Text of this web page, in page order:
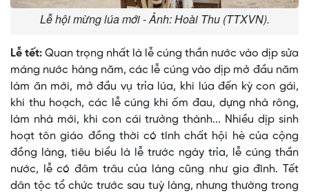
Lễ hội mừng lúa mới - Ảnh: Hoài Thu (TTXVN).
Lễ tết: Quan trọng nhất là lễ cúng thần nước vào dịp sửa
máng nước hàng năm, các lễ cúng vào dịp mở đầu năm
làm ăn mới, mở đầu vụ trỉa lúa, khi lúa đến kỳ con gái,
khi thu hoạch, các lễ cúng khi ốm đau, dựng nhà rông,
làm nhà mới, khi con cái trưởng thành... Nhiều dịp sinh
hoạt tôn giáo đồng thời có tính chất hội hè của cộng
đồng làng, tiêu biểu là lễ trước ngày trỉa, lễ cúng thần
nước, lễ có đâm trâu của làng cũng như gia đình. Tết
dân tộc tổ chức trước sau tuỳ làng, nhưng thường trong